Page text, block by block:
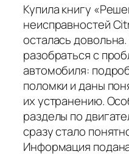
Купила книгу
неисправностей
осталась
разобраться с
автомобиля:
поломки и даны
их устранению.
разделы по
сразу стало
Информация